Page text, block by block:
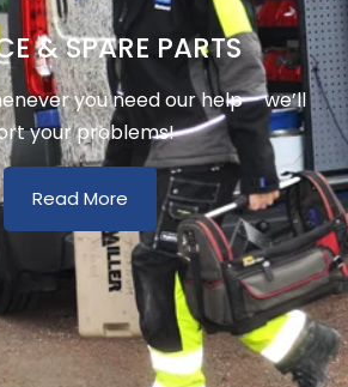
& SPARE PARTS
you need our help – we’ll
your problems!
Read More